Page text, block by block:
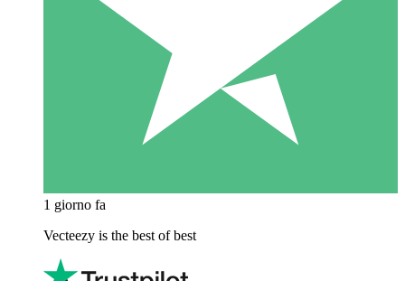
1 giorno fa
Vecteezy is the best of best